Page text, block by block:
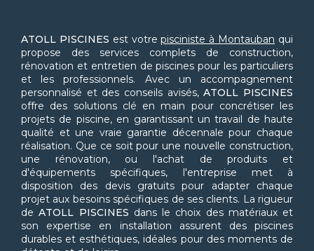
ATOLL PISCINES est votrepisciniste à Montauban qui
propose des services complets de construction,
rénovation et entretien de piscines pour les particuliers
et les professionnels. Avec un accompagnement
personnalisé et des conseils avisés,ATOLL PISCINES
offre des solutions clé en main pour concrétiser les
projets de piscine, en garantissant un travail de haute
qualité et une vraie garantie décennale pour chaque
réalisation. Que ce soit pour une nouvelle construction,
une rénovation, ou l'achat de produits et
d'équipements spécifiques, l'entreprise met à
disposition des devis gratuits pour adapter chaque
projet aux besoins spécifiques de ses clients. La rigueur
deATOLL PISCINES dans le choix des matériaux et
son expertise en installation assurent des piscines
durables et esthétiques, idéales pour des moments de